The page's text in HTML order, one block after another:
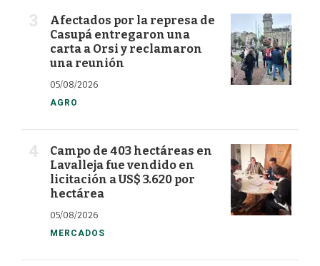
Afectados por la represa de
Casupá entregaron una
carta a Orsi y reclamaron
una reunión
05/08/2026
AGRO
Campo de 403 hectáreas en
Lavalleja fue vendido en
licitación a US$ 3.620 por
hectárea
05/08/2026
MERCADOS